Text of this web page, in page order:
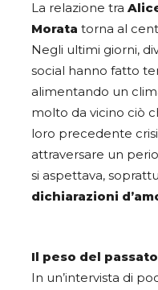
La relazione tra
Morata torna al
Negli ultimi giorni,
social hanno fatto
alimentando un
molto da vicino ciò
loro precedente
attraversare un
si aspettava,
dichiarazioni
Il peso del
In un’intervista di